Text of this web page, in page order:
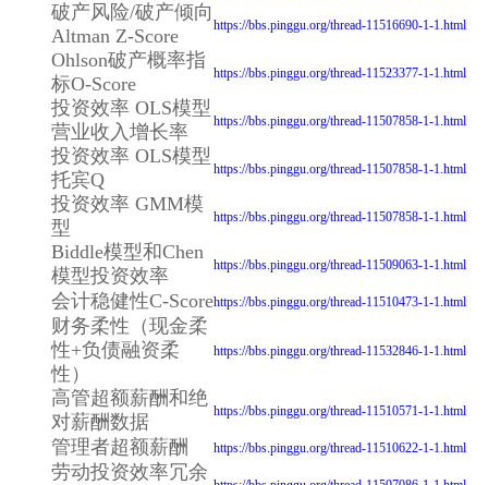
破产风险/破产倾向
Altman Z-Score
https://bbs.pinggu.org/thread-11516690-1-1.html
Ohlson破产概率指
标O-Score
https://bbs.pinggu.org/thread-11523377-1-1.html
投资效率 OLS模型
营业收入增长率
https://bbs.pinggu.org/thread-11507858-1-1.html
投资效率 OLS模型
托宾Q
https://bbs.pinggu.org/thread-11507858-1-1.html
投资效率 GMM模
型
https://bbs.pinggu.org/thread-11507858-1-1.html
Biddle模型和Chen
模型投资效率
https://bbs.pinggu.org/thread-11509063-1-1.html
会计稳健性C-Scorehttps://bbs.pinggu.org/thread-11510473-1-1.html
财务柔性（现金柔
性+负债融资柔
性）
https://bbs.pinggu.org/thread-11532846-1-1.html
高管超额薪酬和绝
对薪酬数据
https://bbs.pinggu.org/thread-11510571-1-1.html
管理者超额薪酬 https://bbs.pinggu.org/thread-11510622-1-1.html
劳动投资效率冗余